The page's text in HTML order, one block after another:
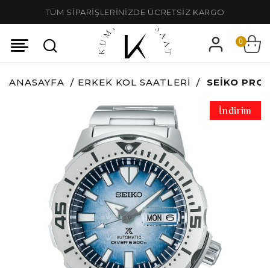
TÜM SİPARİŞLERİNİZDE ÜCRETSİZ KARGO
0
ANASAYFA ERKEK KOL SAATLERI SEIKO
İndirim